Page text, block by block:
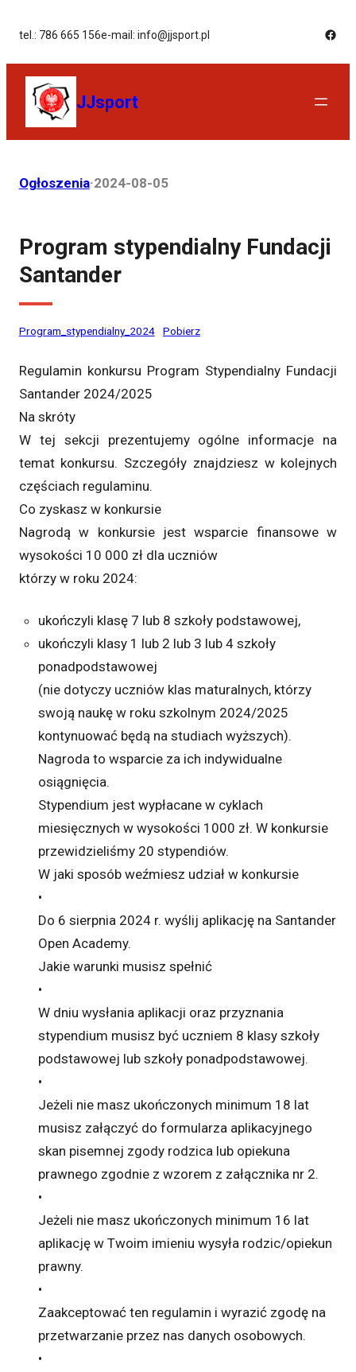
tel.: 786 665 156e-mail: info@jjsport.pl
JJsport
Ogłoszenia·2024-08-05
Program stypendialny Fundacji
Santander
Program_stypendialny_2024 Pobierz
Regulamin konkursu Program Stypendialny Fundacji
Santander 2024/2025
Na skróty
W tej sekcji prezentujemy ogólne informacje na
temat konkursu. Szczegóły znajdziesz w kolejnych
częściach regulaminu.
Co zyskasz w konkursie
Nagrodą w konkursie jest wsparcie finansowe w
wysokości 10 000 zł dla uczniów
którzy w roku 2024:
ukończyli klasę 7 lub 8 szkoły podstawowej,
ukończyli klasy 1 lub 2 lub 3 lub 4 szkoły
ponadpodstawowej
(nie dotyczy uczniów klas maturalnych, którzy
swoją naukę w roku szkolnym 2024/2025
kontynuować będą na studiach wyższych).
Nagroda to wsparcie za ich indywidualne
osiągnięcia.
Stypendium jest wypłacane w cyklach
miesięcznych w wysokości 1000 zł. W konkursie
przewidzieliśmy 20 stypendiów.
W jaki sposób weźmiesz udział w konkursie
•
Do 6 sierpnia 2024 r. wyślij aplikację na Santander
Open Academy.
Jakie warunki musisz spełnić
•
W dniu wysłania aplikacji oraz przyznania
stypendium musisz być uczniem 8 klasy szkoły
podstawowej lub szkoły ponadpodstawowej.
•
Jeżeli nie masz ukończonych minimum 18 lat
musisz załączyć do formularza aplikacyjnego
skan pisemnej zgody rodzica lub opiekuna
prawnego zgodnie z wzorem z załącznika nr 2.
•
Jeżeli nie masz ukończonych minimum 16 lat
aplikację w Twoim imieniu wysyła rodzic/opiekun
prawny.
•
Zaakceptować ten regulamin i wyrazić zgodę na
przetwarzanie przez nas danych osobowych.
•